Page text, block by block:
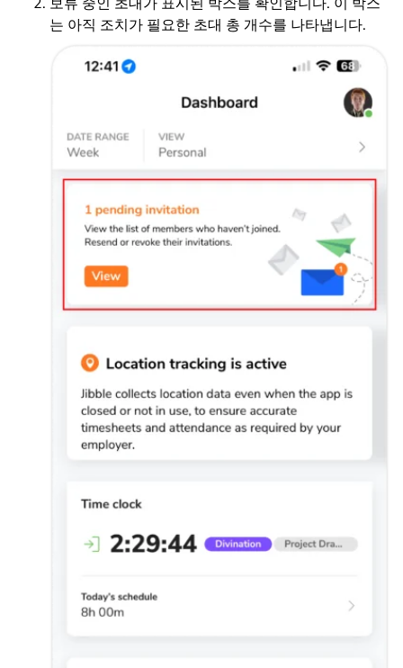
는 아직 조치가 필요한 초대 총 개수를 나타냅니다.